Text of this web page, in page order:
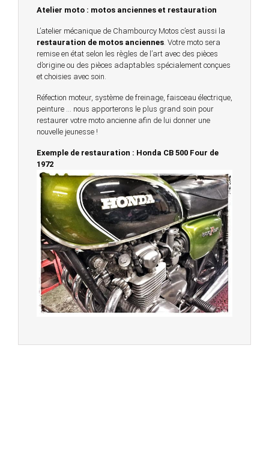
Atelier moto : motos anciennes et restauration
L’atelier mécanique de Chambourcy Motos c’est aussi la
restauration de motos anciennes. Votre moto sera
remise en état selon les règles de l’art avec des pièces
d’origine ou des pièces adaptables spécialement conçues
et choisies avec soin.
Réfection moteur, système de freinage, faisceau électrique,
peinture … nous apporterons le plus grand soin pour
restaurer votre moto ancienne afin de lui donner une
nouvelle jeunesse !
Exemple de restauration : Honda CB 500 Four de
1972
© 2023 -Chambourcy Motos 78 - 7bis chemin de la
Forêt - 78240 - Chambourcy -
Garage Motos et Scooters depuis 20 ans à votre
service entre Saint Germain en Laye et Poissy
Achat de motos et scooters - Dépôt vente - Réparation
- Concessionnaire Voge - Concessionnaire
Multimarques
agence conseil en communication digitale